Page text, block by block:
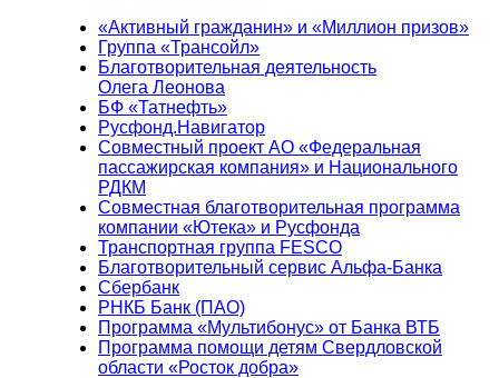
«Активный гражданин» и «Миллион призов»
Группа «Трансойл»
Благотворительная деятельность
Олега Леонова
БФ «Татнефть»
Русфонд.Навигатор
Совместный проект АО «Федеральная
пассажирская компания» и Национального
РДКМ
Совместная благотворительная программа
компании «Ютека» и Русфонда
Транспортная группа FESCO
Благотворительный сервис Альфа-Банка
Сбербанк
РНКБ Банк (ПАО)
Программа «Мультибонус» от Банка ВТБ
Программа помощи детям Свердловской
области «Росток добра»